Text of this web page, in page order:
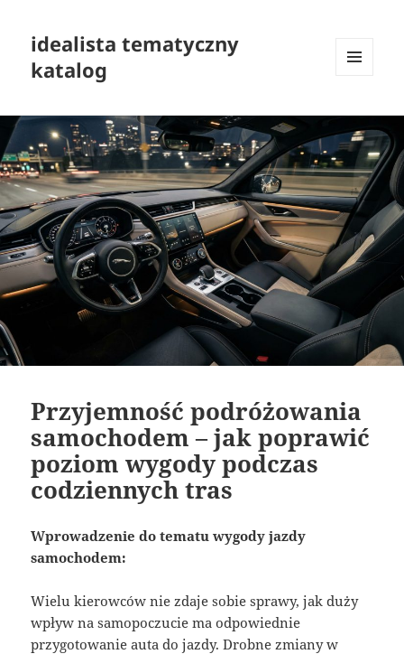
idealista tematyczny
katalog
WIDGETY
Przyjemność podróżowania
samochodem – jak poprawić
poziom wygody podczas
codziennych tras
Wprowadzenie do tematu wygody jazdy
samochodem:
Wielu kierowców nie zdaje sobie sprawy, jak duży
wpływ na samopoczucie ma odpowiednie
przygotowanie auta do jazdy. Drobne zmiany w